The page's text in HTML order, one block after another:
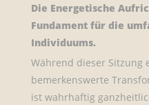
Die Energetische
Fundament für die
Individuums.
Während dieser Sitzung
bemerkenswerte
ist wahrhaftig